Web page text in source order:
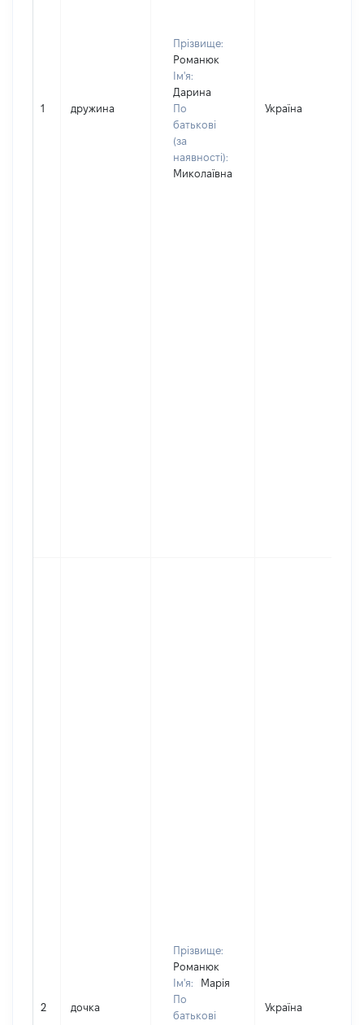
1 дружина
Прізвище:
Романюк
Ім'я:
Дарина
По
батькові
(за
наявності):
Миколаївна
Україна
2 дочка
Прізвище:
Романюк
Ім'я:
Марія
По
батькові
Україна